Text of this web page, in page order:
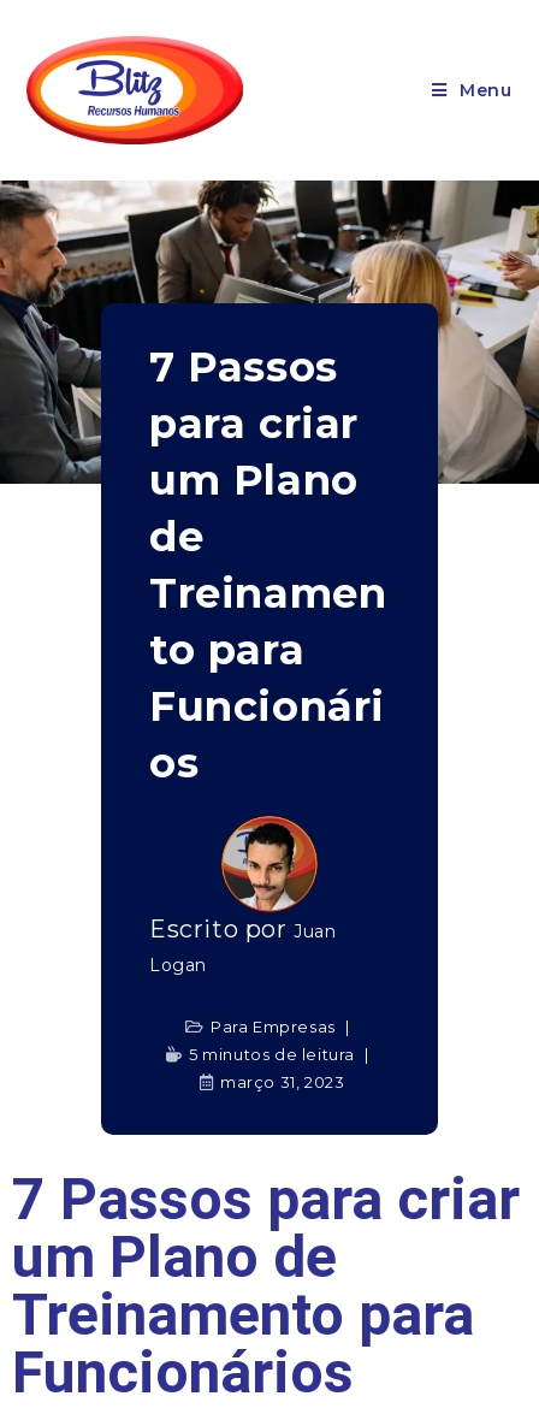
Menu
7 Passos
para criar
um Plano
de
Treinamen
to para
Funcionári
os
Escrito porJuan
Logan
Para Empresas
5 minutos de leitura
março 31, 2023
7 Passos para criar
um Plano de
Treinamento para
Funcionários